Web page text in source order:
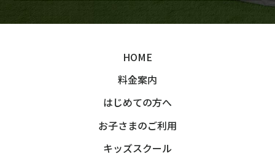
HOME
料金案内
はじめての方へ
お子さまのご利用
キッズスクール